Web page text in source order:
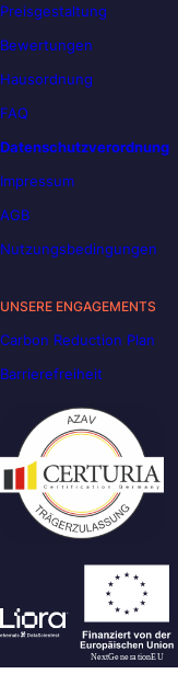
Preisgestaltung
Bewertungen
Hausordnung
FAQ
Datenschutzverordnung
Impressum
AGB
Nutzungsbedingungen
UNSERE ENGAGEMENTS
Carbon Reduction Plan
Barrierefreiheit